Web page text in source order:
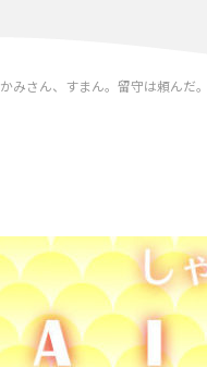
かみさん、すまん。留守は頼んだ。